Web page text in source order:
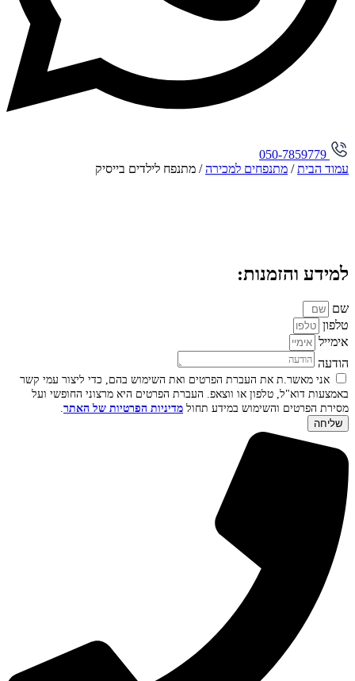
050-7859779
עמוד הבית/ מתנפחים למכירה/ מתנפח לילדים בייסיק
למידע והזמנות:
שם
טלפון
אימייל
הודעה
אני מאשר.ת את העברת הפרטים ואת השימוש בהם, כדי ליצור עמי קשר
באמצעות דוא"ל, טלפון או ווצאפ. העברת הפרטים היא מרצוני החופשי ועל
מסירת הפרטים והשימוש במידע תחול מדיניות הפרטיות של האתר
שליחה